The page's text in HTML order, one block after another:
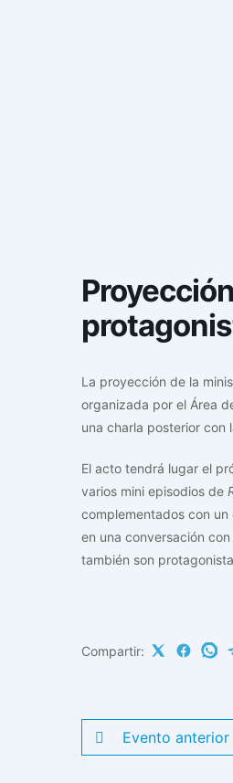
La proyección de la
organizada por el Área
una charla posterior con
El acto tendrá lugar el
varios mini episodios de
complementados con
en una conversación con
también son
Compartir:
Evento anterior